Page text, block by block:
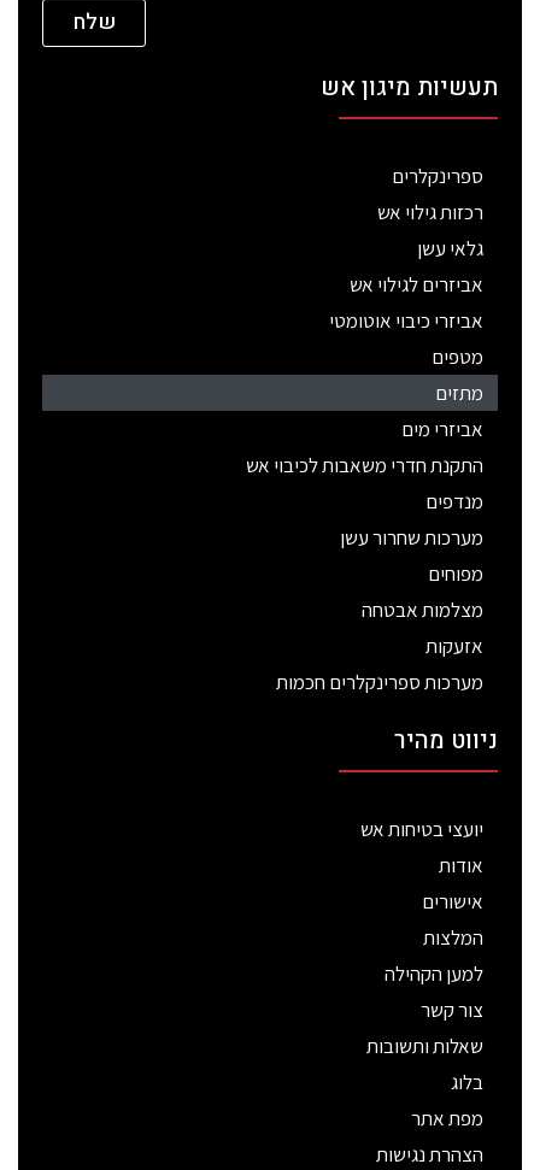
שלח
תעשיות מיגון אש
ספרינקלרים
רכזות גילוי אש
גלאי עשן
אביזרים לגילוי אש
אביזרי כיבוי אוטומטי
מטפים
מתזים
אביזרי מים
התקנת חדרי משאבות לכיבוי אש
מנדפים
מערכות שחרור עשן
מפוחים
מצלמות אבטחה
אזעקות
מערכות ספרינקלרים חכמות
ניווט מהיר
יועצי בטיחות אש
אודות
אישורים
המלצות
למען הקהילה
צור קשר
שאלות ותשובות
בלוג
מפת אתר
הצהרת נגישות